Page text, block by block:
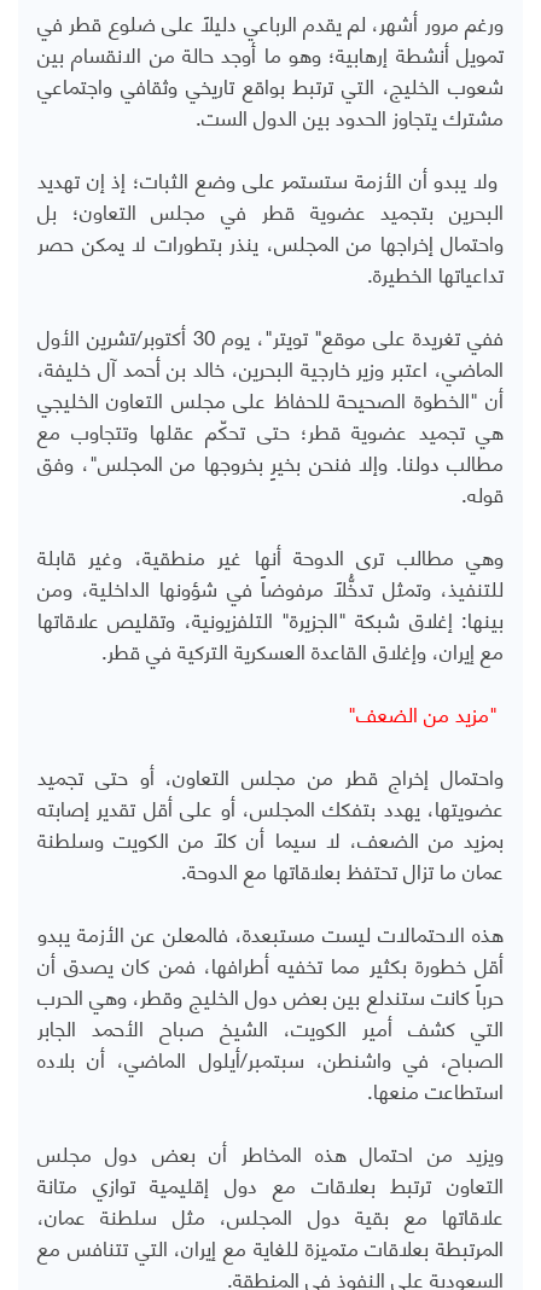
ورغم مرور أشهر، لم يقدم الرباعي دليلاً على ضلوع قطر في
تمويل أنشطة إرهابية؛ وهو ما أوجد حالة من الانقسام بين
شعوب الخليج، التي ترتبط بواقع تاريخي وثقافي واجتماعي
مشترك يتجاوز الحدود بين الدول الست.
ولا يبدو أن الأزمة ستستمر على وضع الثبات؛ إذ إن تهديد
البحرين بتجميد عضوية قطر في مجلس التعاون؛ بل
واحتمال إخراجها من المجلس، ينذر بتطورات لا يمكن حصر
تداعياتها الخطيرة.
ففي تغريدة على موقع" تويتر"، يوم 30 أكتوبر/تشرين الأول
الماضي، اعتبر وزير خارجية البحرين، خالد بن أحمد آل خليفة،
أن "الخطوة الصحيحة للحفاظ على مجلس التعاون الخليجي
هي تجميد عضوية قطر؛ حتى تحكّم عقلها وتتجاوب مع
مطالب دولنا. وإلا فنحن بخيرٍ بخروجها من المجلس"، وفق
قوله.
وهي مطالب ترى الدوحة أنها غير منطقية، وغير قابلة
للتنفيذ، وتمثل تدخُّلاً مرفوضاً في شؤونها الداخلية، ومن
بينها: إغلاق شبكة "الجزيرة" التلفزيونية، وتقليص علاقاتها
مع إيران، وإغلاق القاعدة العسكرية التركية في قطر.
"مزيد من الضعف"
واحتمال إخراج قطر من مجلس التعاون، أو حتى تجميد
عضويتها، يهدد بتفكك المجلس، أو على أقل تقدير إصابته
بمزيد من الضعف، لا سيما أن كلاً من الكويت وسلطنة
عمان ما تزال تحتفظ بعلاقاتها مع الدوحة.
هذه الاحتمالات ليست مستبعدة، فالمعلن عن الأزمة يبدو
أقل خطورة بكثير مما تخفيه أطرافها، فمن كان يصدق أن
حرباً كانت ستندلع بين بعض دول الخليج وقطر، وهي الحرب
التي كشف أمير الكويت، الشيخ صباح الأحمد الجابر
الصباح، في واشنطن، سبتمبر/أيلول الماضي، أن بلاده
استطاعت منعها.
ويزيد من احتمال هذه المخاطر أن بعض دول مجلس
التعاون ترتبط بعلاقات مع دول إقليمية توازي متانة
علاقاتها مع بقية دول المجلس، مثل سلطنة عمان،
المرتبطة بعلاقات متميزة للغاية مع إيران، التي تتنافس مع
السعودية على النفوذ في المنطقة.